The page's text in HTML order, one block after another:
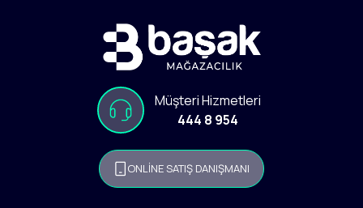
Müşteri Hizmetleri
444 8 954
ONLİNE SATIŞ DANIŞMANI